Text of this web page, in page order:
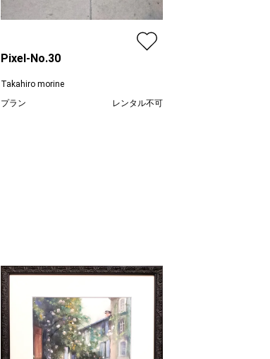
Pixel-No.30
Takahiro morine
プラン
レンタル不可